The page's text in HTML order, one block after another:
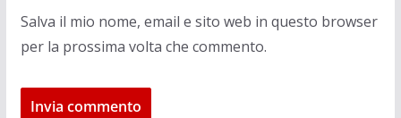
Salva il mio nome, email e sito web in questo browser
per la prossima volta che commento.